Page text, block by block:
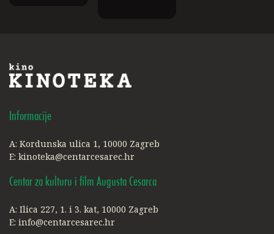
Informacije
A: Kordunska ulica 1, 10000 Zagreb
E: kinoteka@centarcesarec.hr
Centar za kulturu i film Augusta Cesarca
A: Ilica 227, 1. i 3. kat, 10000 Zagreb
E: info@centarcesarec.hr